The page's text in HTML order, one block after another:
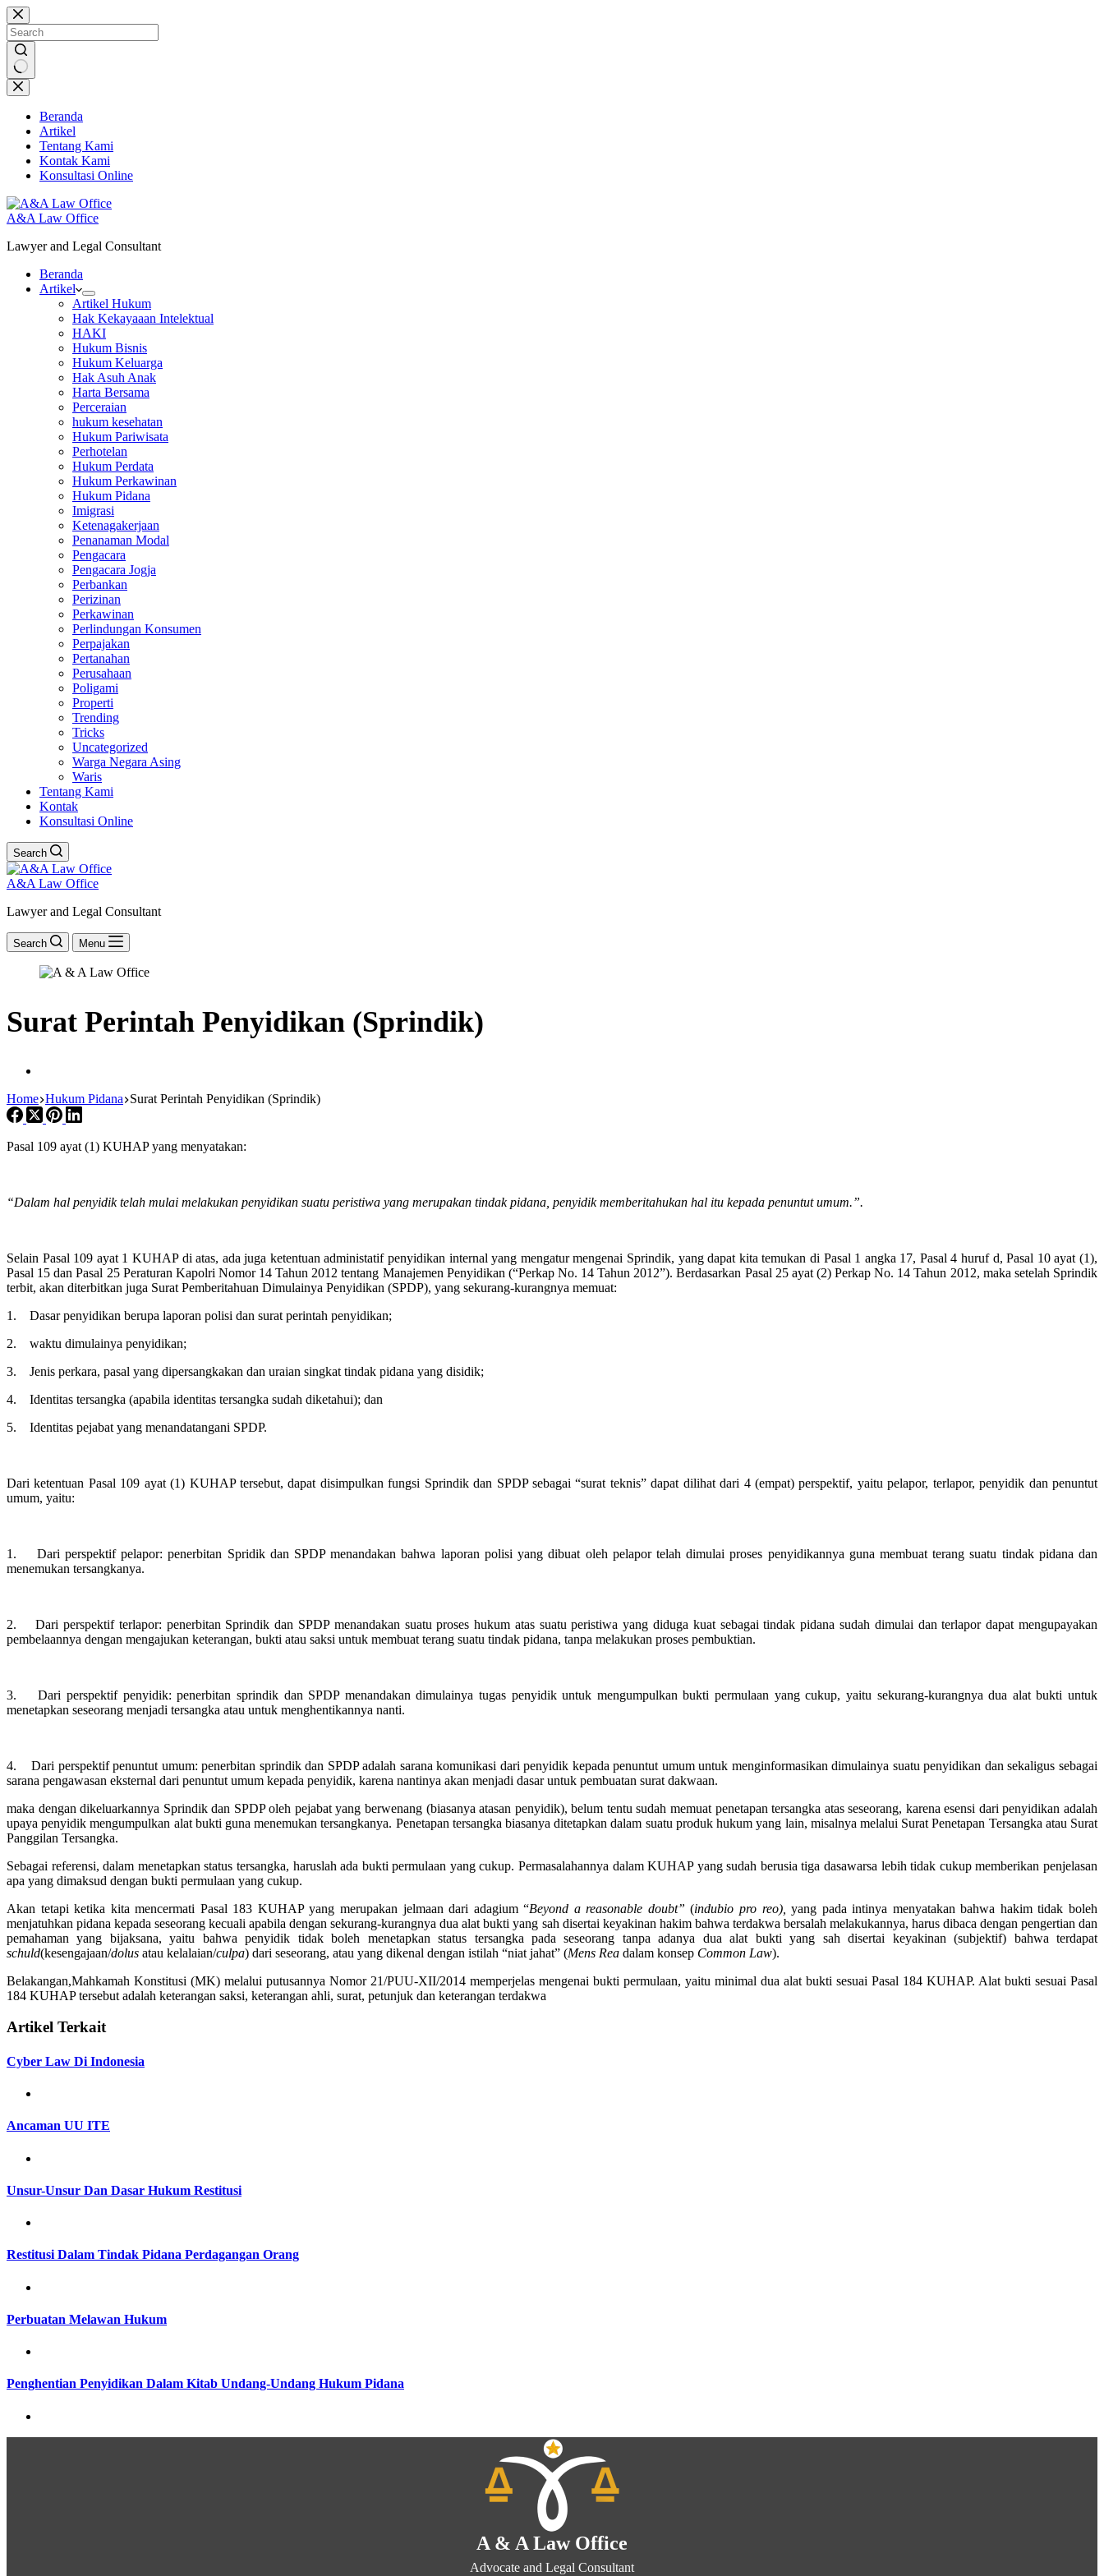
Skip
to
content
No
results
Beranda
Artikel
Tentang Kami
Kontak Kami
Konsultasi Online
A&A Law Office
Lawyer and Legal Consultant
Beranda
Artikel
Artikel Hukum
Hak Kekayaaan Intelektual
HAKI
Hukum Bisnis
Hukum Keluarga
Hak Asuh Anak
Harta Bersama
Perceraian
hukum kesehatan
Hukum Pariwisata
Perhotelan
Hukum Perdata
Hukum Perkawinan
Hukum Pidana
Imigrasi
Ketenagakerjaan
Penanaman Modal
Pengacara
Pengacara Jogja
Perbankan
Perizinan
Perkawinan
Perlindungan Konsumen
Perpajakan
Pertanahan
Perusahaan
Poligami
Properti
Trending
Tricks
Uncategorized
Warga Negara Asing
Waris
Tentang Kami
Kontak
Konsultasi Online
Search
A&A Law Office
Lawyer and Legal Consultant
Search Menu
Surat Perintah Penyidikan (Sprindik)
Home Hukum Pidana Surat Perintah Penyidikan (Sprindik)
Pasal 109 ayat (1) KUHAP yang menyatakan:
“Dalam hal penyidik telah mulai melakukan penyidikan suatu peristiwa yang merupakan tindak pidana, penyidik memberitahukan hal itu kepada penuntut umum.”.
Selain Pasal 109 ayat 1 KUHAP di atas, ada juga ketentuan administatif penyidikan internal yang mengatur mengenai Sprindik, yang dapat kita temukan di Pasal 1 angka 17, Pasal 4 huruf d, Pasal 10 ayat (1),
Pasal 15 dan Pasal 25 Peraturan Kapolri Nomor 14 Tahun 2012 tentang Manajemen Penyidikan (“Perkap No. 14 Tahun 2012”). Berdasarkan Pasal 25 ayat (2) Perkap No. 14 Tahun 2012, maka setelah Sprindik
terbit, akan diterbitkan juga Surat Pemberitahuan Dimulainya Penyidikan (SPDP), yang sekurang-kurangnya memuat:
1. Dasar penyidikan berupa laporan polisi dan surat perintah penyidikan;
2. waktu dimulainya penyidikan;
3. Jenis perkara, pasal yang dipersangkakan dan uraian singkat tindak pidana yang disidik;
4. Identitas tersangka (apabila identitas tersangka sudah diketahui); dan
5. Identitas pejabat yang menandatangani SPDP.
Dari ketentuan Pasal 109 ayat (1) KUHAP tersebut, dapat disimpulkan fungsi Sprindik dan SPDP sebagai “surat teknis” dapat dilihat dari 4 (empat) perspektif, yaitu pelapor, terlapor, penyidik dan penuntut
umum, yaitu:
1. Dari perspektif pelapor: penerbitan Spridik dan SPDP menandakan bahwa laporan polisi yang dibuat oleh pelapor telah dimulai proses penyidikannya guna membuat terang suatu tindak pidana dan
menemukan tersangkanya.
2. Dari perspektif terlapor: penerbitan Sprindik dan SPDP menandakan suatu proses hukum atas suatu peristiwa yang diduga kuat sebagai tindak pidana sudah dimulai dan terlapor dapat mengupayakan
pembelaannya dengan mengajukan keterangan, bukti atau saksi untuk membuat terang suatu tindak pidana, tanpa melakukan proses pembuktian.
3. Dari perspektif penyidik: penerbitan sprindik dan SPDP menandakan dimulainya tugas penyidik untuk mengumpulkan bukti permulaan yang cukup, yaitu sekurang-kurangnya dua alat bukti untuk
menetapkan seseorang menjadi tersangka atau untuk menghentikannya nanti.
4. Dari perspektif penuntut umum: penerbitan sprindik dan SPDP adalah sarana komunikasi dari penyidik kepada penuntut umum untuk menginformasikan dimulainya suatu penyidikan dan sekaligus sebagai
sarana pengawasan eksternal dari penuntut umum kepada penyidik, karena nantinya akan menjadi dasar untuk pembuatan surat dakwaan.
maka dengan dikeluarkannya Sprindik dan SPDP oleh pejabat yang berwenang (biasanya atasan penyidik), belum tentu sudah memuat penetapan tersangka atas seseorang, karena esensi dari penyidikan adalah
upaya penyidik mengumpulkan alat bukti guna menemukan tersangkanya. Penetapan tersangka biasanya ditetapkan dalam suatu produk hukum yang lain, misalnya melalui Surat Penetapan Tersangka atau Surat
Panggilan Tersangka.
Sebagai referensi, dalam menetapkan status tersangka, haruslah ada bukti permulaan yang cukup. Permasalahannya dalam KUHAP yang sudah berusia tiga dasawarsa lebih tidak cukup memberikan penjelasan
apa yang dimaksud dengan bukti permulaan yang cukup.
Akan tetapi ketika kita mencermati Pasal 183 KUHAP yang merupakan jelmaan dari adagium “Beyond a reasonable doubt” (indubio pro reo),yang pada intinya menyatakan bahwa hakim tidak boleh
menjatuhkan pidana kepada seseorang kecuali apabila dengan sekurang-kurangnya dua alat bukti yang sah disertai keyakinan hakim bahwa terdakwa bersalah melakukannya, harus dibaca dengan pengertian dan
pemahaman yang bijaksana, yaitu bahwa penyidik tidak boleh menetapkan status tersangka pada seseorang tanpa adanya dua alat bukti yang sah disertai keyakinan (subjektif) bahwa terdapat
schuld(kesengajaan/dolus atau kelalaian/culpa) dari seseorang, atau yang dikenal dengan istilah “niat jahat” (Mens Rea dalam konsep Common Law).
Belakangan,Mahkamah Konstitusi (MK) melalui putusannya Nomor 21/PUU-XII/2014 memperjelas mengenai bukti permulaan, yaitu minimal dua alat bukti sesuai Pasal 184 KUHAP. Alat bukti sesuai Pasal
184 KUHAP tersebut adalah keterangan saksi, keterangan ahli, surat, petunjuk dan keterangan terdakwa
Artikel Terkait
Cyber Law Di Indonesia
Ancaman UU ITE
Unsur-Unsur Dan Dasar Hukum Restitusi
Restitusi Dalam Tindak Pidana Perdagangan Orang
Perbuatan Melawan Hukum
Penghentian Penyidikan Dalam Kitab Undang-Undang Hukum Pidana
A & A Law Office
Advocate and Legal Consultant